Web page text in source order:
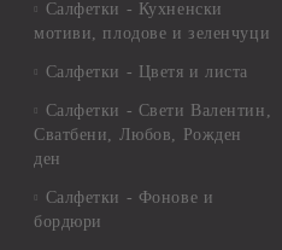
Салфетки - Кухненски
мотиви, плодове и зеленчуци
Салфетки - Цветя и листа
Салфетки - Свети Валентин,
Сватбени, Любов, Рожден
ден
Салфетки - Фонове и
бордюри